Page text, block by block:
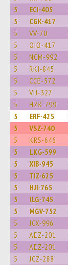
5 ECI-405
5 CGK-417
5 VV-70
5 OIO-417
5 NCM-992
5 RKI-845
5 CCE-572
5 VIJ-327
5 HZK-799
5 ERF-425
5 VSZ-740
5 KRS-646
5 LKG-599
5 XIB-945
5 TIZ-625
5 HJI-765
5 ILG-745
5 MGV-752
5 JCX-996
5 AEZ-201
5 AEZ-201
5 JCZ-288